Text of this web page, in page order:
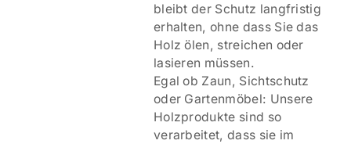
bleibt der Schutz langfristig
erhalten, ohne dass Sie das
Holz ölen, streichen oder
lasieren müssen.
Egal ob Zaun, Sichtschutz
oder Gartenmöbel: Unsere
Holzprodukte sind so
verarbeitet, dass sie im